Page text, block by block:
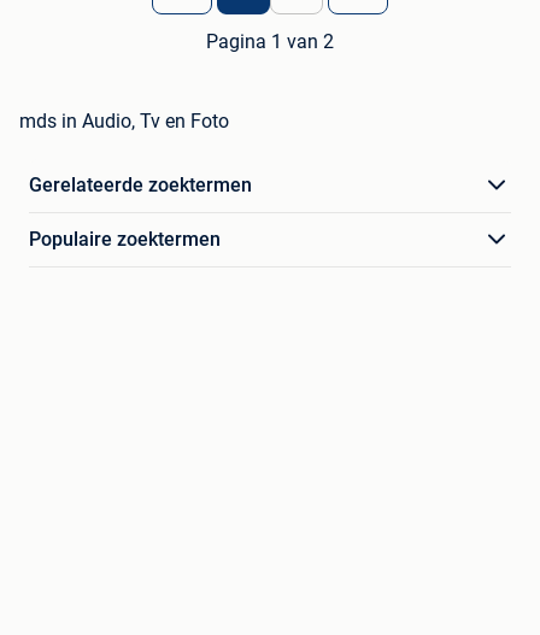
Pagina 1 van 2
mds in Audio, Tv en Foto
Gerelateerde zoektermen
Populaire zoektermen